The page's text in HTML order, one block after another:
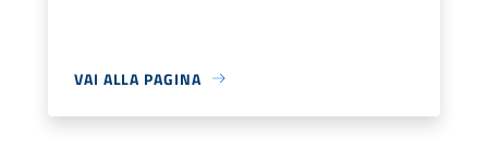
VAI ALLA PAGINA